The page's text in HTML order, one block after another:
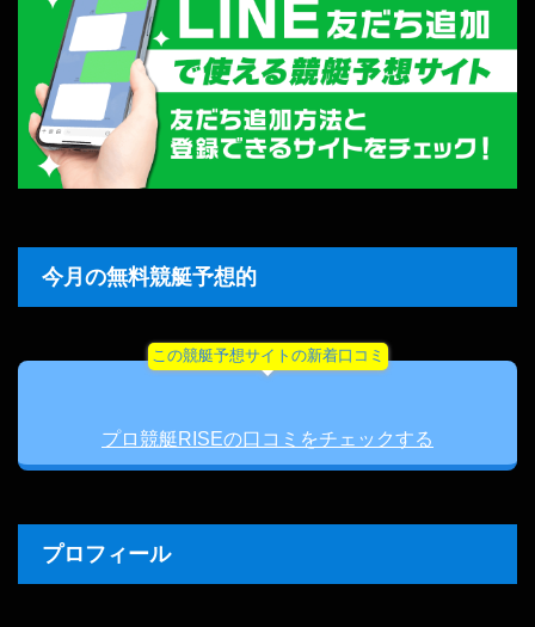
今月の無料競艇予想的
この競艇予想サイトの新着口コミ
プロ競艇RISEの口コミをチェックする
プロフィール